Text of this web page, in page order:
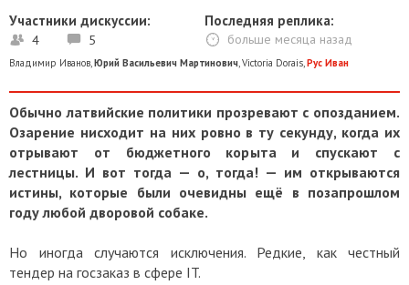
Участники дискуссии:
4 5
Последняя реплика:
больше месяца назад
Владимир Иванов,Юрий Васильевич Мартинович,Victoria Dorais,Рус Иван
Обычно латвийские политики прозревают с опозданием.
Озарение нисходит на них ровно в ту секунду, когда их
отрывают от бюджетного корыта и спускают с
лестницы. И вот тогда — о, тогда! — им открываются
истины, которые были очевидны ещё в позапрошлом
году любой дворовой собаке.
Но иногда случаются исключения. Редкие, как честный
тендер на госзаказ в сфере IT.